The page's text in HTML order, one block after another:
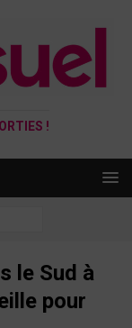
!
le Sud à
pour